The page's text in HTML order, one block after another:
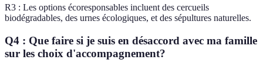
R3 : Les options écoresponsables incluent des cercueils
biodégradables, des urnes écologiques, et des sépultures naturelles.
Q4 : Que faire si je suis en désaccord avec ma famille
sur les choix d'accompagnement?